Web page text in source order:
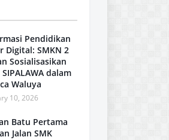
Pendidikan
Digital: SMKN 2
Sosialisasikan
dalam
Waluya
10, 2026
Batu Pertama
Jalan SMK